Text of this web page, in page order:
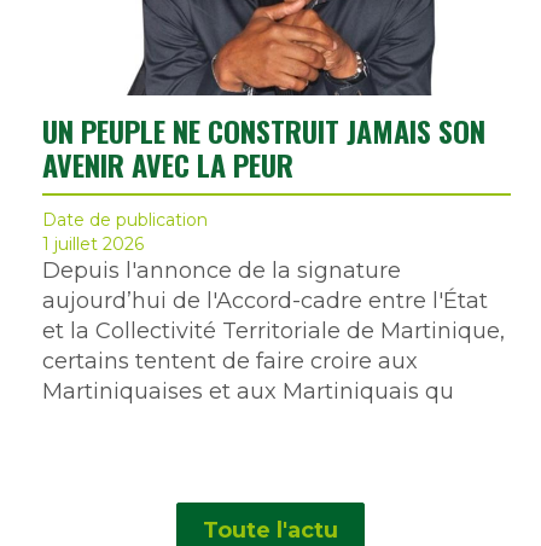
UN PEUPLE NE CONSTRUIT JAMAIS SON
AVENIR AVEC LA PEUR
Date de publication
1 juillet 2026
Depuis l'annonce de la signature
aujourd’hui de l'Accord-cadre entre l'État
et la Collectivité Territoriale de Martinique,
certains tentent de faire croire aux
Martiniquaises et aux Martiniquais qu
Toute l'actu